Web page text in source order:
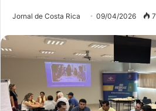
Jornal de Costa Rica 09/04/2026 7